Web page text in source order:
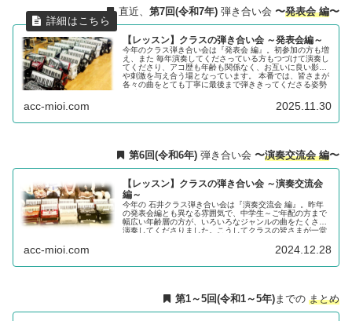
直近、 第7回(令和7年) 弾き合い会 〜発表会 編〜
【レッスン】クラスの弾き合い会 ～発表会編～
今年のクラス弾き合い会は『発表会 編』。初参加の方も増
え、また 毎年演奏してくださっている方もつづけて演奏し
てくださり、アコ歴も年齢も関係なく、お互いに良い影響
や刺激を与え合う場となっています。 本番では、皆さまが
各々の曲をとても丁寧に最後まで弾ききってくださる姿勢
acc-mioi.com 2025.11.30
第6回(令和6年) 弾き合い会 〜演奏交流会 編〜
【レッスン】クラスの弾き合い会 ～演奏交流会
編～
今年の 石井クラス弾き合い会は『演奏交流会 編』。昨年
の発表会編とも異なる雰囲気で、中学生～ご年配の方まで
幅広い年齢層の方が、いろいろなジャンルの曲をたくさん
演奏してくださりました。こうしてクラスの皆さまが一堂
きることが大変嬉しく、心から感謝しております。
acc-mioi.com 2024.12.28
第1～5回(令和1～5年)までの まとめ